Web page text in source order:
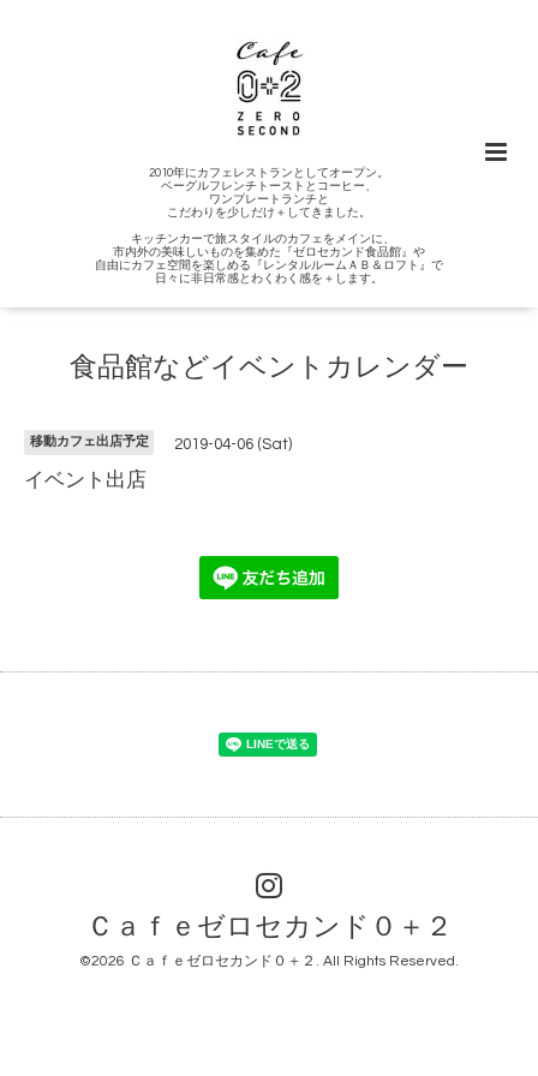
2010年にカフェレストランとしてオープン。
ベーグルフレンチトーストとコーヒー、
ワンプレートランチと
こだわりを少しだけ＋してきました。
キッチンカーで旅スタイルのカフェをメインに、
市内外の美味しいものを集めた『ゼロセカンド食品館』や
自由にカフェ空間を楽しめる『レンタルルームＡＢ＆ロフト』で
日々に非日常感とわくわく感を＋します。
食品館などイベントカレンダー
移動カフェ出店予定 2019-04-06 (Sat)
イベント出店
Ｃａｆｅゼロセカンド０＋２
©2026 Ｃａｆｅゼロセカンド０＋２ . All Rights Reserved.